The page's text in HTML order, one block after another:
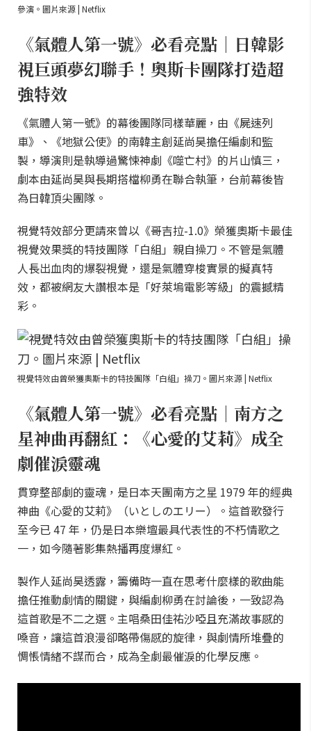
參演。圖片來源 | Netflix
《氣體人第一號》必看亮點｜日韓影
視巨頭夢幻聯手！奧斯卡團隊打造超
強特效
《氣體人第一號》的幕後團隊同樣華麗，由《屍速列
車》、《地獄公使》的南韓主創延尚昊擔任編劇和監
製，導演則是執導過驚悚神劇《噬亡村》的片山慎三，
劇本由延尚昊與長期搭檔柳勇在聯合執筆，台前幕後皆
為日韓頂尖團隊。
視覺特效部分更請來曾以《哥吉拉-1.0》榮獲奧斯卡最佳
視覺效果獎的特技團隊「白組」親自操刀。不管是氣體
人長出血肉的爆裂視覺，還是氣體穿梭實景的擬真特
效，都被網友大讚根本是「好萊塢電影等級」的震撼精
彩。
視覺特效由曾榮獲奧斯卡的特技團隊「白組」操刀。圖片來源 | Netflix
《氣體人第一號》必看亮點｜南方之
星神曲再翻紅：《心愛的艾莉》成全
劇催淚靈魂
貫穿整部劇的靈魂，是日本天團南方之星 1979 年的經典
神曲《心愛的艾莉》（いとしのエリー）。這首歌發行
至今已 47 年，仍是日本樂壇最具代表性的不朽情歌之
一，如今隨著影集熱播再度爆紅。
製作人延尚昊透露，籌備時一直在思考什麼樣的歌曲能
擔任推動劇情的關鍵，與編劇柳勇在討論後，一致認為
這首歌是不二之選。主唱桑田佳祐沙啞且充滿故事感的
嗓音，讓這首浪漫卻略帶傷感的旋律，與劇情所堆疊的
惆悵情緒不謀而合，成為全劇最催淚的化學反應。